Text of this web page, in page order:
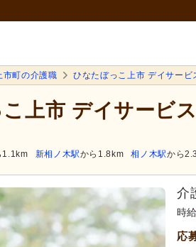
市町の介護職 ひなたぼっこ上市 デイサービ
上市 デイサービ
1.1km 新相ノ木駅から1.8km 相ノ木駅から
介
時給
応